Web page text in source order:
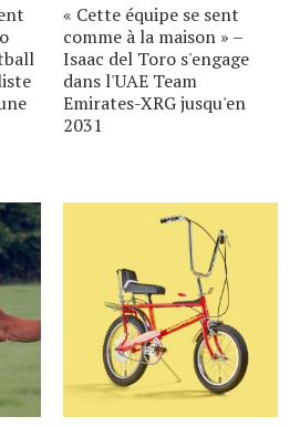
« Cette équipe se sent
comme à la maison » –
Isaac del Toro s'engage
dans l'UAE Team
Emirates-XRG jusqu'en
2031